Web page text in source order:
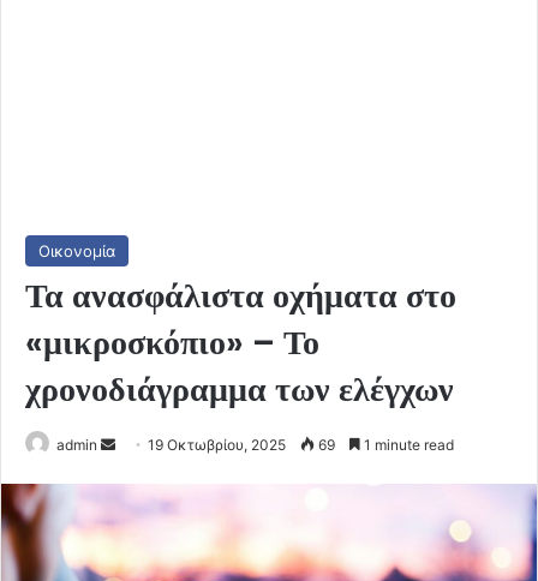
Οικονομία
Τα ανασφάλιστα οχήματα στο
«μικροσκόπιο» – Το
χρονοδιάγραμμα των ελέγχων
admin
Send19 Οκτωβρίου, 2025 69 1 minute read